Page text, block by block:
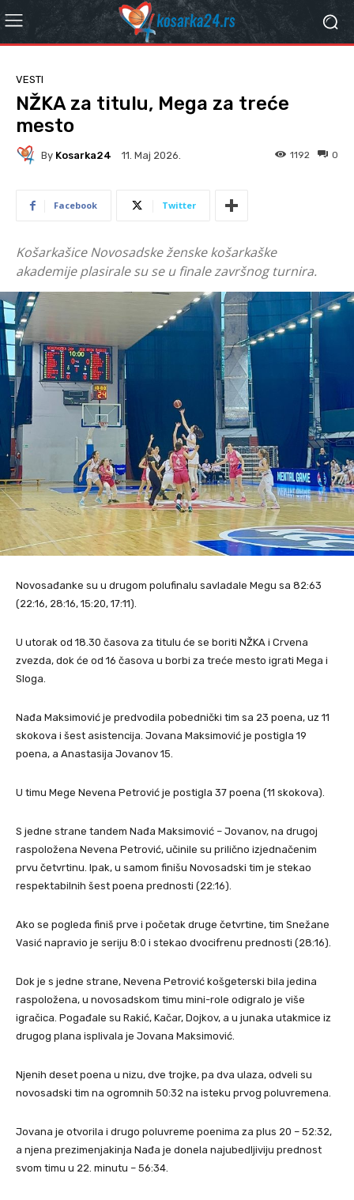
VESTI
NŽKA za titulu, Mega za treće
mesto
By Kosarka24 11. Мај 2026. 0
1192
Facebook Twitter
Košarkašice Novosadske ženske košarkaške
akademije plasirale su se u finale završnog turnira.
Novosađanke su u drugom polufinalu savladale Megu sa 82:63
(22:16, 28:16, 15:20, 17:11).
U utorak od 18.30 časova za titulu će se boriti NŽKA i Crvena
zvezda, dok će od 16 časova u borbi za treće mesto igrati Mega i
Sloga.
Nađa Maksimović je predvodila pobednički tim sa 23 poena, uz 11
skokova i šest asistencija. Jovana Maksimović je postigla 19
poena, a Anastasija Jovanov 15.
U timu Mege Nevena Petrović je postigla 37 poena (11 skokova).
S jedne strane tandem Nađa Maksimović – Jovanov, na drugoj
raspoložena Nevena Petrović, učinile su prilično izjednačenim
prvu četvrtinu. Ipak, u samom finišu Novosadski tim je stekao
respektabilnih šest poena prednosti (22:16).
Ako se pogleda finiš prve i početak druge četvrtine, tim Snežane
Vasić napravio je seriju 8:0 i stekao dvocifrenu prednosti (28:16).
Dok je s jedne strane, Nevena Petrović košgeterski bila jedina
raspoložena, u novosadskom timu mini-role odigralo je više
igračica. Pogađale su Rakić, Kačar, Dojkov, a u junaka utakmice iz
drugog plana isplivala je Jovana Maksimović.
Njenih deset poena u nizu, dve trojke, pa dva ulaza, odveli su
novosadski tim na ogromnih 50:32 na isteku prvog poluvremena.
Jovana je otvorila i drugo poluvreme poenima za plus 20 – 52:32,
a njena prezimenjakinja Nađa je donela najubedljiviju prednost
svom timu u 22. minutu – 56:34.